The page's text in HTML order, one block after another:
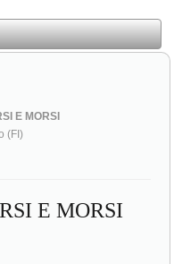
E MORSI
(FI)
E MORSI